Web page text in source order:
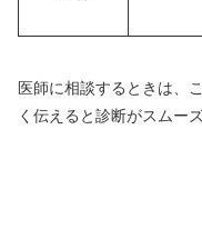
医師に相談するときは、
く伝えると診断がスムーズ